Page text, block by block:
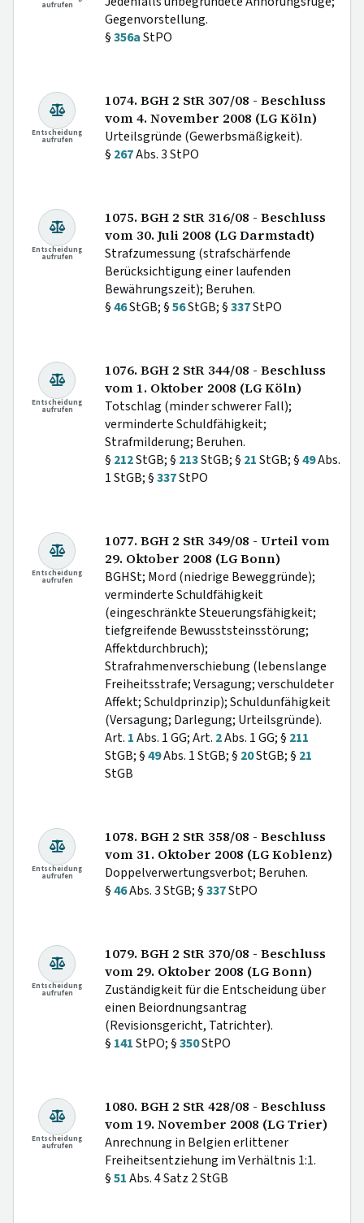
aufrufen
Gegenvorstellung.
§356aStPO
Entscheidung
aufrufen
1074. BGH 2 StR 307/08 - Beschluss
vom 4. November 2008 (LG Köln)
Urteilsgründe (Gewerbsmäßigkeit).
§ 267Abs. 3 StPO
Entscheidung
aufrufen
1075. BGH 2 StR 316/08 - Beschluss
vom 30. Juli 2008 (LG Darmstadt)
Strafzumessung (strafschärfende
Berücksichtigung einer laufenden
Bewährungszeit); Beruhen.
§46StGB; §56StGB; §337StPO
Entscheidung
aufrufen
1076. BGH 2 StR 344/08 - Beschluss
vom 1. Oktober 2008 (LG Köln)
Totschlag (minder schwerer Fall);
verminderte Schuldfähigkeit;
Strafmilderung; Beruhen.
§ 212StGB; § 213StGB; § 21StGB; §49Abs.
1 StGB; §337StPO
Entscheidung
aufrufen
1077. BGH 2 StR 349/08 - Urteil vom
29. Oktober 2008 (LG Bonn)
BGHSt; Mord (niedrige Beweggründe);
verminderte Schuldfähigkeit
(eingeschränkte Steuerungsfähigkeit;
tiefgreifende Bewusststeinsstörung;
Affektdurchbruch);
Strafrahmenverschiebung (lebenslange
Freiheitsstrafe; Versagung; verschuldeter
Affekt; Schuldprinzip); Schuldunfähigkeit
(Versagung; Darlegung; Urteilsgründe).
Art. 1Abs. 1 GG; Art. 2Abs. 1 GG; § 211
StGB; §49Abs. 1 StGB; § 20StGB; § 21
StGB
Entscheidung
aufrufen
1078. BGH 2 StR 358/08 - Beschluss
vom 31. Oktober 2008 (LG Koblenz)
Doppelverwertungsverbot; Beruhen.
§46Abs. 3 StGB; §337StPO
Entscheidung
aufrufen
1079. BGH 2 StR 370/08 - Beschluss
vom 29. Oktober 2008 (LG Bonn)
Zuständigkeit für die Entscheidung über
einen Beiordnungsantrag
(Revisionsgericht, Tatrichter).
§ 141StPO; §350StPO
Entscheidung
aufrufen
1080. BGH 2 StR 428/08 - Beschluss
vom 19. November 2008 (LG Trier)
Anrechnung in Belgien erlittener
Freiheitsentziehung im Verhältnis 1:1.
§51Abs. 4 Satz 2 StGB